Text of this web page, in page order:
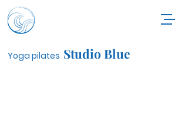
Yoga pilates Studio Blue